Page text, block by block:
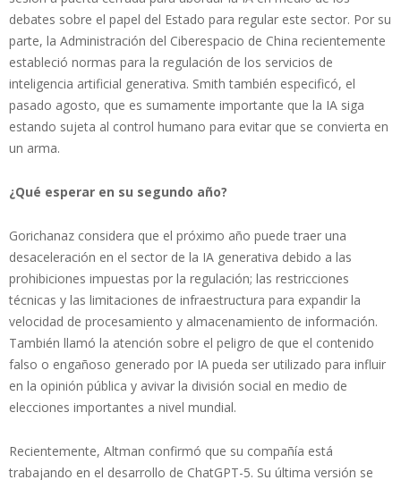
debates sobre el papel del Estado para regular este sector. Por su
parte, la Administración del Ciberespacio de China recientemente
estableció normas para la regulación de los servicios de
inteligencia artificial generativa. Smith también especificó, el
pasado agosto, que es sumamente importante que la IA siga
estando sujeta al control humano para evitar que se convierta en
un arma.
¿Qué esperar en su segundo año?
Gorichanaz considera que el próximo año puede traer una
desaceleración en el sector de la IA generativa debido a las
prohibiciones impuestas por la regulación; las restricciones
técnicas y las limitaciones de infraestructura para expandir la
velocidad de procesamiento y almacenamiento de información.
También llamó la atención sobre el peligro de que el contenido
falso o engañoso generado por IA pueda ser utilizado para influir
en la opinión pública y avivar la división social en medio de
elecciones importantes a nivel mundial.
Recientemente, Altman confirmó que su compañía está
trabajando en el desarrollo de ChatGPT-5. Su última versión se